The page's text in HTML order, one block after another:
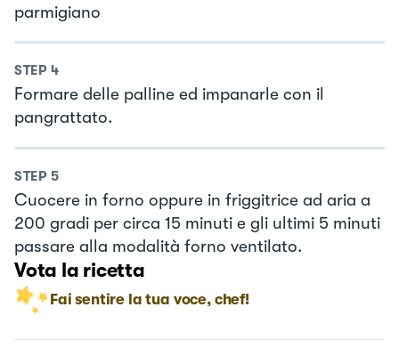
parmigiano
STEP 4
Formare delle palline ed impanarle con il
pangrattato.
STEP 5
Cuocere in forno oppure in friggitrice ad aria a
200 gradi per circa 15 minuti e gli ultimi 5 minuti
passare alla modalità forno ventilato.
Vota la ricetta
Fai sentire la tua voce, chef!